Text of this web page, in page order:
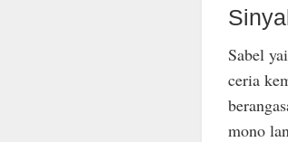
Sabel
ceria
mono